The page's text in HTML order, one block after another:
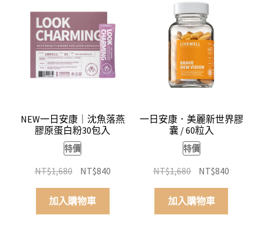
NEW一日安康｜沈魚落燕
膠原蛋白粉30包入
特價
NT$1,680 原
始
價
格：
NT$840目
加入購物車
一日安康．美麗新世界膠
囊 / 60粒入
特價
NT$1,680
原
始
價
格：
NT$840
加入購物車